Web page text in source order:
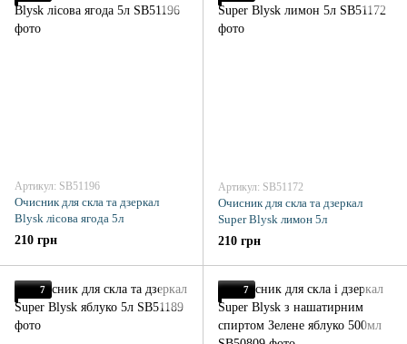
Артикул: SB51196
Очисник для скла та дзеркал
Blysk лісова ягода 5л
210 грн
Артикул: SB51172
Очисник для скла та дзеркал
Super Blysk лимон 5л
210 грн
7 7